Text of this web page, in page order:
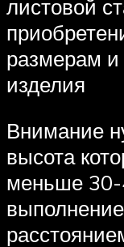
листовой
размерам и
изделия
Внимание
высота
меньше